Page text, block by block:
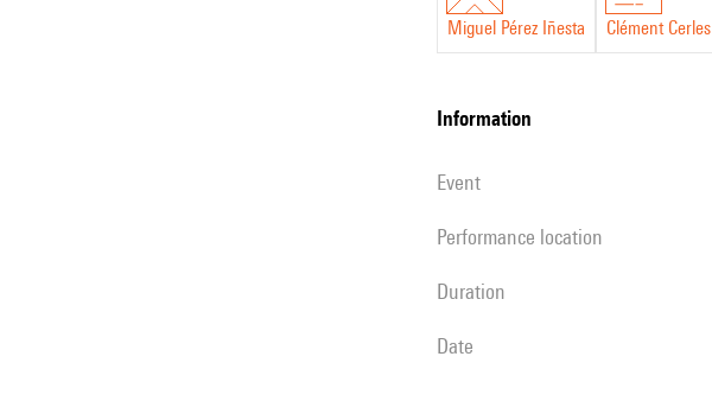
Miguel Pérez Iñesta Clément Cerles
information
event
performance location
duration
date